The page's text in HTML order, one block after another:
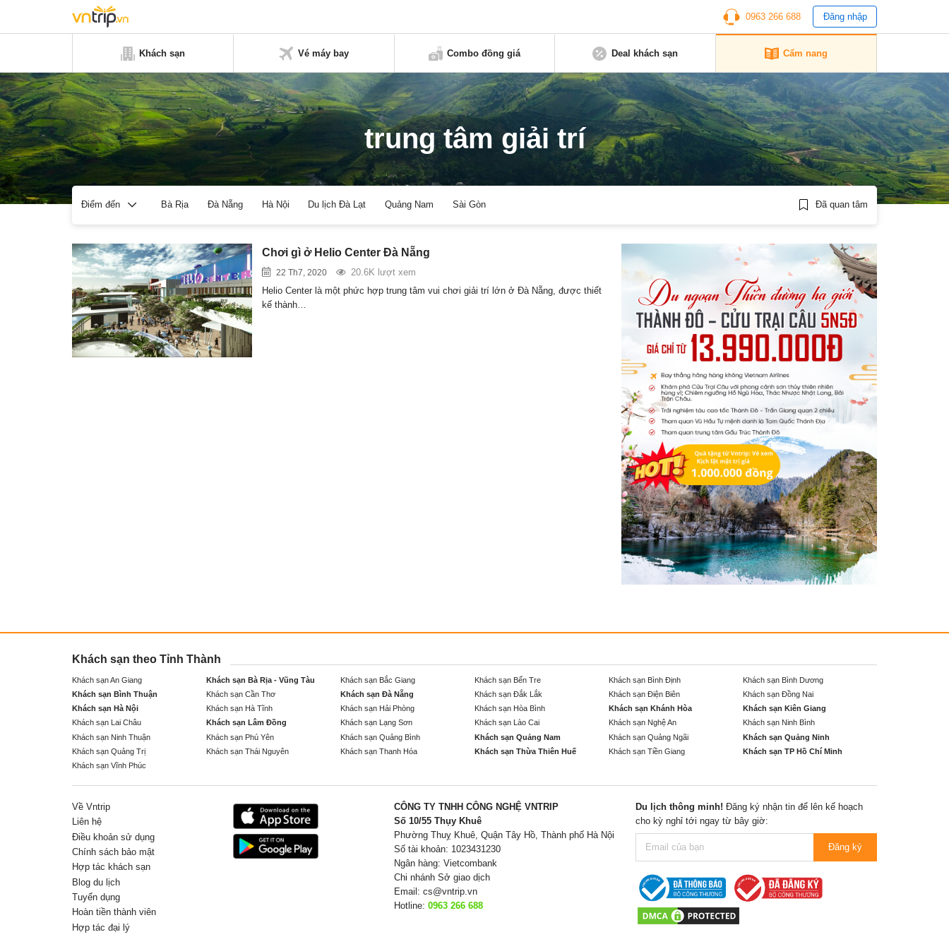
0963 266 688 Đăng nhập
Khách sạn Vé máy bay Combo đồng giá Deal khách sạn Cẩm nang
trung tâm giải trí
Điểm đến Bà Rịa Đà Nẵng Hà Nội Du lịch Đà Lạt Quảng Nam Sài Gòn Đã quan tâm
Chơi gì ở Helio Center Đà Nẵng
22 Th7, 2020
20.6K lượt xem
Helio Center là một phức hợp trung tâm vui chơi giải trí lớn ở Đà Nẵng, được thiết
kế thành…
Khách sạn theo Tỉnh Thành
Khách sạn An Giang Khách sạn Bà Rịa - Vũng Tàu Khách sạn Bắc Giang Khách sạn Bến Tre Khách sạn Bình Định
Khách sạn Bình Dương
Khách sạn Bình Thuận
Khách sạn Cần Thơ Khách sạn Đà Nẵng Khách sạn Đắk Lắk Khách sạn Điện Biên
Khách sạn Đồng Nai
Khách sạn Hà Nội
Khách sạn Hà Tĩnh Khách sạn Hải Phòng Khách sạn Hòa Bình Khách sạn Khánh Hòa
Khách sạn Kiên Giang
Khách sạn Lai Châu
Khách sạn Lâm Đồng Khách sạn Lạng Sơn Khách sạn Lào Cai Khách sạn Nghệ An
Khách sạn Ninh Bình
Khách sạn Ninh Thuận
Khách sạn Phú Yên Khách sạn Quảng Bình Khách sạn Quảng Nam Khách sạn Quảng Ngãi
Khách sạn Quảng Ninh
Khách sạn Quảng Trị
Khách sạn Thái Nguyên Khách sạn Thanh Hóa Khách sạn Thừa Thiên Huế Khách sạn Tiền Giang
Khách sạn TP Hồ Chí Minh
Khách sạn Vĩnh Phúc
Về Vntrip
Liên hệ
Điều khoản sử dụng
Chính sách bảo mật
Hợp tác khách sạn
Blog du lịch
Tuyển dụng
Hoàn tiền thành viên
Hợp tác đại lý
CÔNG TY TNHH CÔNG NGHỆ VNTRIP
Số 10/55 Thụy Khuê
Phường Thuỵ Khuê, Quận Tây Hồ, Thành phố Hà Nội
Số tài khoản: 1023431230
Ngân hàng: Vietcombank
Chi nhánh Sở giao dịch
Email: cs@vntrip.vn
Hotline: 0963 266 688
Du lịch thông minh! Đăng ký nhận tin để lên kế hoạch
cho kỳ nghỉ tới ngay từ bây giờ:
Đăng ký